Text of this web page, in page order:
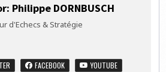
Philippe DORNBUSCH
d'Echecs & Stratégie
FACEBOOK
YOUTUBE